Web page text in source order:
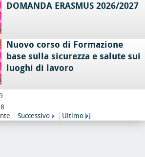
DOMANDA ERASMUS 2026/2027
Nuovo corso di Formazione
base sulla sicurezza e salute sui
luoghi di lavoro
Successivo Ultimo